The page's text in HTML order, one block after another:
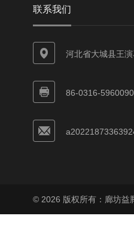
联系我们
河北省大城县王
86-0316-5960090
© 2026 版权所有：廊坊